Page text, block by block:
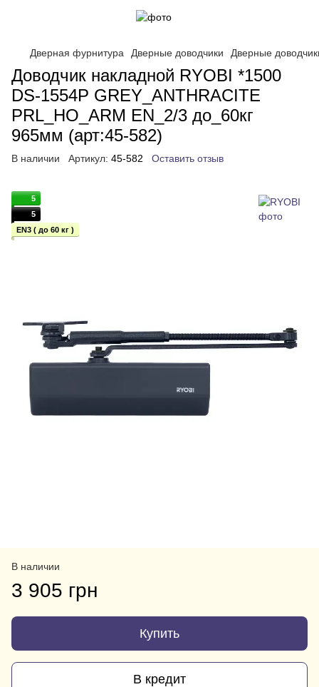
Дверная фурнитура Дверные доводчики Дверные
Доводчик накладной RYOBI *1500
DS-1554P GREY_ANTHRACITE
PRL_HO_ARM EN_2/3 до_60кг
965мм (арт:45-582)
В наличии Артикул: 45-582 Оставить отзыв
5
5
EN3 ( до 60 кг )
В наличии
3 905 грн
Купить
В кредит